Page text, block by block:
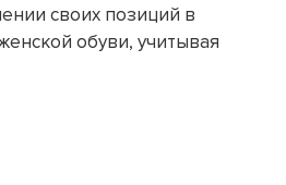
своих позиций в
обуви, учитывая